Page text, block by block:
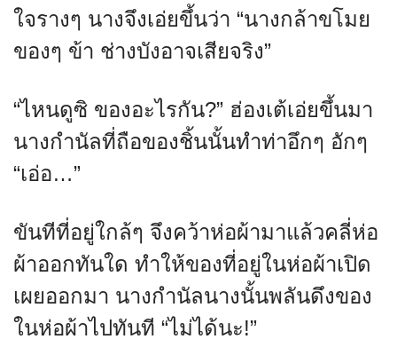
ใจรางๆ นางจึงเอ่ยขึ้นว่า “นางกล้าขโมย
ของๆ ข้า ช่างบังอาจเสียจริง”
“ไหนดูซิ ของอะไรกัน?” ฮ่องเต้เอ่ยขึ้นมา
นางกำนัลที่ถือของชิ้นนั้นทำท่าอึกๆ อักๆ
“เอ่อ…”
ขันทีที่อยู่ใกล้ๆ จึงคว้าห่อผ้ามาแล้วคลี่ห่อ
ผ้าออกทันใด ทำให้ของที่อยู่ในห่อผ้าเปิด
เผยออกมา นางกำนัลนางนั้นพลันดึงของ
ในห่อผ้าไปทันที “ไม่ได้นะ!”